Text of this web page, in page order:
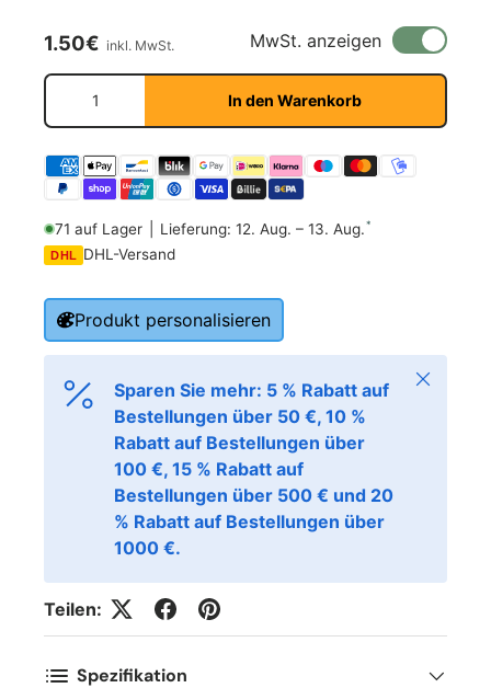
Normaler Preis
1.50€ inkl. MwSt. MwSt. anzeigen
Anzahl
In den Warenkorb
71 auf Lager Lieferung: 12. Aug. – 13. Aug.*
DHL DHL-Versand
Produkt personalisieren
Sparen Sie mehr: 5 % Rabatt auf
Bestellungen über 50 €, 10 %
Rabatt auf Bestellungen über
100 €, 15 % Rabatt auf
Bestellungen über 500 € und 20
% Rabatt auf Bestellungen über
1000 €.
Schließen
Teilen:
Spezifikation